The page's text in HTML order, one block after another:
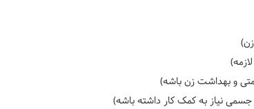
و بهداشت زن باشه)
نیاز به کمک کار داشته باشه)